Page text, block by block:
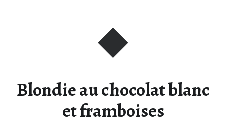
Blondie au chocolat blanc
et framboises